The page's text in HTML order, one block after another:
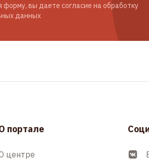
форму, вы даете согласие на обработку
данных
портале
центре